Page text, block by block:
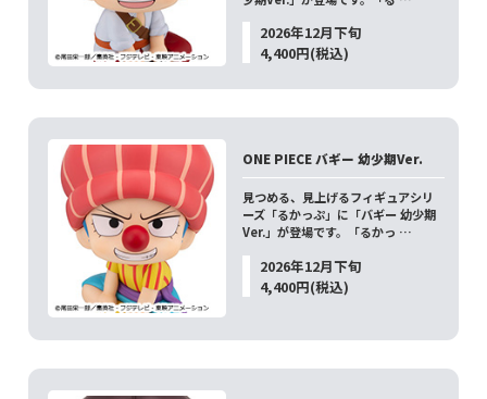
2026年12月下旬
4,400円(税込)
ONE PIECE バギー 幼少期Ver.
見つめる、見上げるフィギュアシリ
ーズ「るかっぷ」に「バギー 幼少期
Ver.」が登場です。「るかっ …
2026年12月下旬
4,400円(税込)